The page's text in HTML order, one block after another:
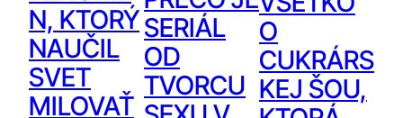
N, KTORÝ
NAUČIL
SVET
MILOVAŤ
SERIÁL
OD
TVORCU
O
CUKRÁRS
KEJ ŠOU,